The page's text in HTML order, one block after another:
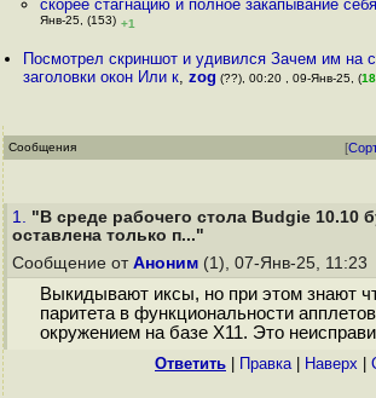
скорее стагнацию и полное закапывание себя
Янв-25, (153) +1
Посмотрел скриншот и удивился Зачем им на
заголовки окон Или к,zog (??), 00:20 , 09-Янв-25, (
Сообщения [
1. "В среде рабочего стола Budgie 10.10
оставлена только п..."
Сообщение от Аноним (1), 07-Янв-25, 11:23
Выкидывают иксы, но при этом знают
паритета в функциональности
окружением на базе X11. Это
Ответить Правка| Наверх